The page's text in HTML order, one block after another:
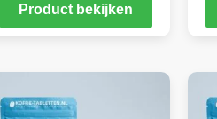
Product bekijken